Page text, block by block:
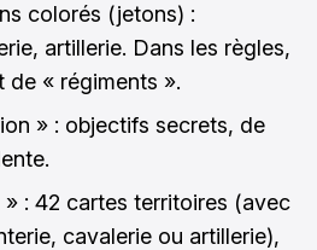
colorés (jetons) :
artillerie. Dans les règles,
de « régiments ».
» : objectifs secrets, de
: 42 cartes territoires (avec
cavalerie ou artillerie),